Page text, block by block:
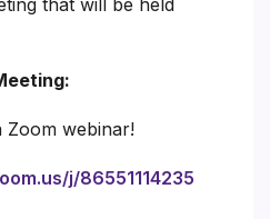
Zoom webinar!
j/86551114235